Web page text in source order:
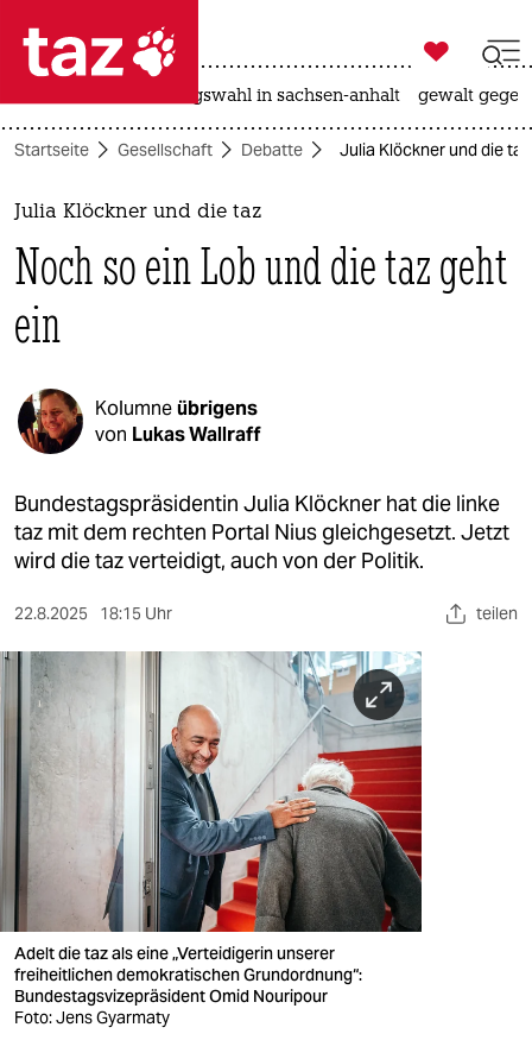
 taz zahl ich
taz zahl ich
themen
politik
öko
kultur
berlin
verlag
verlag
veranstaltungen
fragen & hilfe
unterstützen
abo
genossenschaft

taz zahl ich
landtagswahl in sachsen-anhalt gewalt
Startseite Gesellschaft Debatte Julia Klöckner und die
Julia Klöckner und die taz
Noch so ein Lob und die taz geht
ein
Kolumneübrigens
von Lukas Wallraff
Bundestagspräsidentin Julia Klöckner hat die linke
taz mit dem rechten Portal Nius gleichgesetzt. Jetzt
wird die taz verteidigt, auch von der Politik.
22.8.2025 18:15 Uhr teilen
Adelt die taz als eine „Verteidigerin unserer
freiheitlichen demokratischen Grundordnung“:
Bundestagsvizepräsident Omid Nouripour
Foto: Jens Gyarmaty